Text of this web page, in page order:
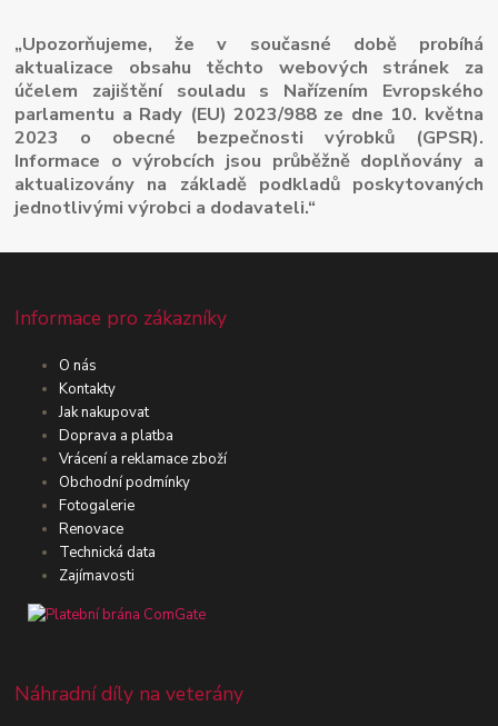
„Upozorňujeme, že v současné době probíhá
aktualizace obsahu těchto webových stránek za
účelem zajištění souladu s Nařízením Evropského
parlamentu a Rady (EU) 2023/988 ze dne 10. května
2023 o obecné bezpečnosti výrobků (GPSR).
Informace o výrobcích jsou průběžně doplňovány a
aktualizovány na základě podkladů poskytovaných
jednotlivými výrobci a dodavateli.“
Informace pro zákazníky
O nás
Kontakty
Jak nakupovat
Doprava a platba
Vrácení a reklamace zboží
Obchodní podmínky
Fotogalerie
Renovace
Technická data
Zajímavosti
Náhradní díly na veterány